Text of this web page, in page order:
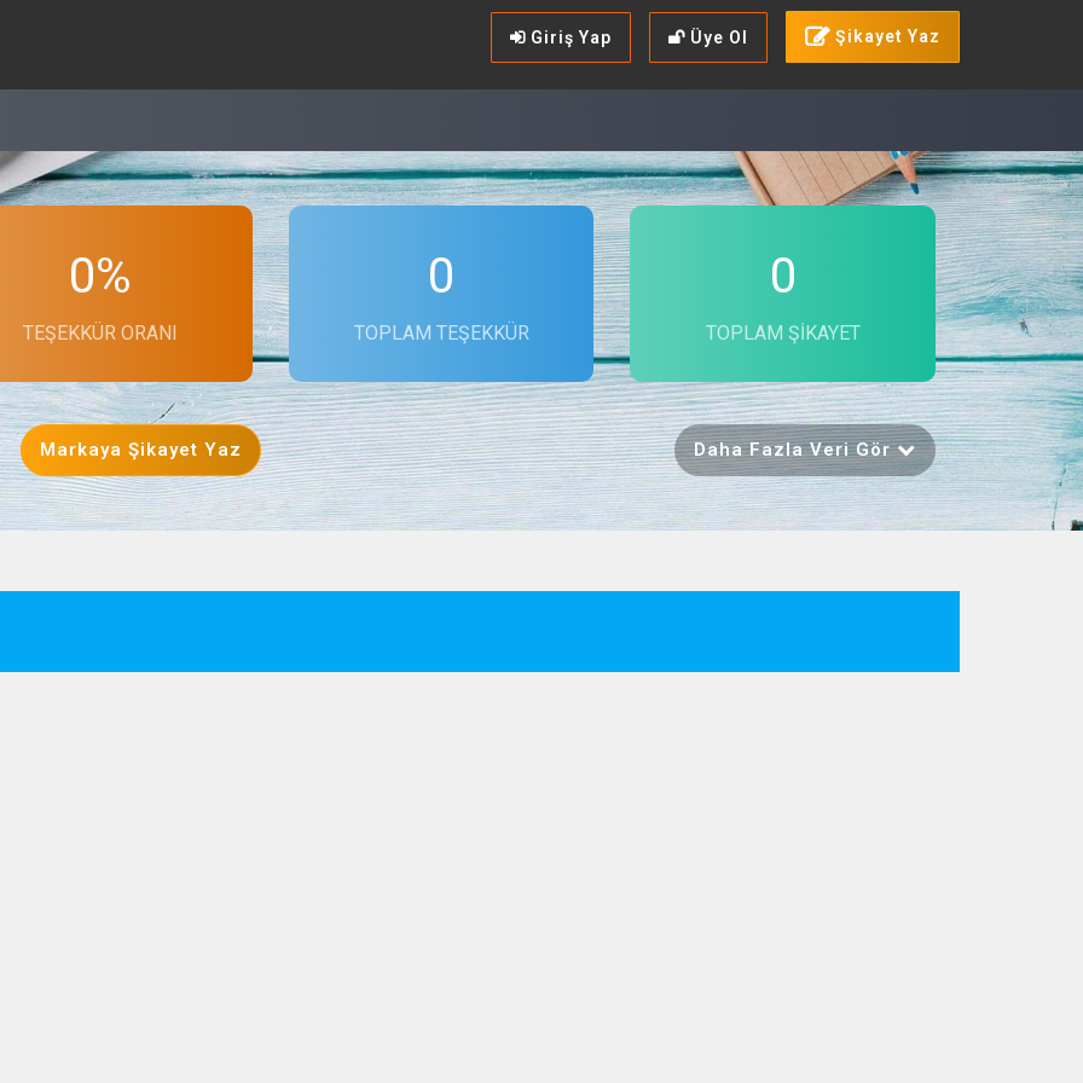
Şikayet Yaz
Üye Ol
Giriş Yap
0%
TEŞEKKÜR ORANI
0
TOPLAM TEŞEKKÜR
0
TOPLAM ŞIKAYET
Markaya Şikayet Yaz Daha Fazla Veri Gör